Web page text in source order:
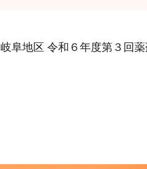
岐阜地区 令和６年度第３回